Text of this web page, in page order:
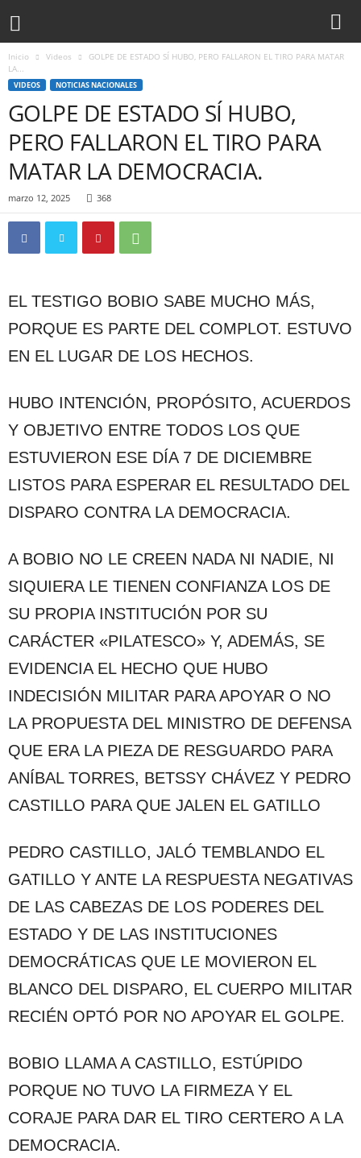
Inicio Videos
GOLPE DE ESTADO SÍ HUBO, PERO FALLARON EL TIRO PARA MATAR
LA...
VIDEOS NOTICIAS NACIONALES
GOLPE DE ESTADO SÍ HUBO,
PERO FALLARON EL TIRO PARA
MATAR LA DEMOCRACIA.
marzo 12, 2025 368
EL TESTIGO BOBIO SABE MUCHO MÁS,
PORQUE ES PARTE DEL COMPLOT. ESTUVO
EN EL LUGAR DE LOS HECHOS.
HUBO INTENCIÓN, PROPÓSITO, ACUERDOS
Y OBJETIVO ENTRE TODOS LOS QUE
ESTUVIERON ESE DÍA 7 DE DICIEMBRE
LISTOS PARA ESPERAR EL RESULTADO DEL
DISPARO CONTRA LA DEMOCRACIA.
A BOBIO NO LE CREEN NADA NI NADIE, NI
SIQUIERA LE TIENEN CONFIANZA LOS DE
SU PROPIA INSTITUCIÓN POR SU
CARÁCTER «PILATESCO» Y, ADEMÁS, SE
EVIDENCIA EL HECHO QUE HUBO
INDECISIÓN MILITAR PARA APOYAR O NO
LA PROPUESTA DEL MINISTRO DE DEFENSA
QUE ERA LA PIEZA DE RESGUARDO PARA
ANÍBAL TORRES, BETSSY CHÁVEZ Y PEDRO
CASTILLO PARA QUE JALEN EL GATILLO
PEDRO CASTILLO, JALÓ TEMBLANDO EL
GATILLO Y ANTE LA RESPUESTA NEGATIVAS
DE LAS CABEZAS DE LOS PODERES DEL
ESTADO Y DE LAS INSTITUCIONES
DEMOCRÁTICAS QUE LE MOVIERON EL
BLANCO DEL DISPARO, EL CUERPO MILITAR
RECIÉN OPTÓ POR NO APOYAR EL GOLPE.
BOBIO LLAMA A CASTILLO, ESTÚPIDO
PORQUE NO TUVO LA FIRMEZA Y EL
CORAJE PARA DAR EL TIRO CERTERO A LA
DEMOCRACIA.